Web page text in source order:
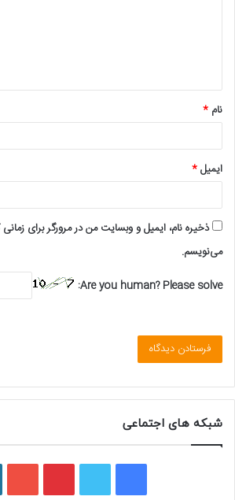
*
نام *
ایمیل*
ذخیره نام، ایمیل و وبسایت من در مرورگر برای
می‌نویسم.
Are you human? Please solve:
شبکه های اجتماعی